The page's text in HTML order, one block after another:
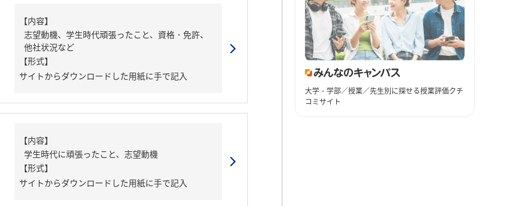
【内容】
志望動機、学生時代頑張ったこと、資格・免許、
他社状況など
【形式】
サイトからダウンロードした用紙に手で記入
【内容】
学生時代に頑張ったこと、志望動機
【形式】
サイトからダウンロードした用紙に手で記入
大学・学部／授業／先生別に探せる授業評価クチ
コミサイト